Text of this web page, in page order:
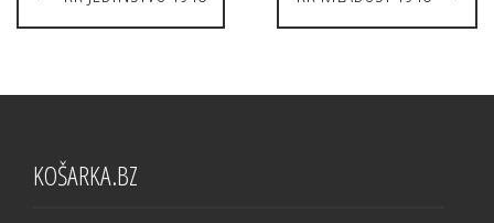
navigation
KOŠARKA.BZ